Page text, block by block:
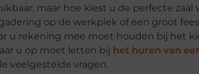
maar hoe kiest u de perfecte zaal
op de werkplek of een groot
u rekening mee moet houden bij het
u op moet letten bij het huren van
veelgestelde vragen.